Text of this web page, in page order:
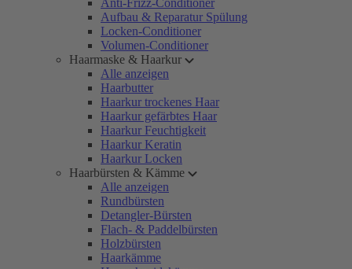
Anti-Frizz-Conditioner
Aufbau & Reparatur Spülung
Locken-Conditioner
Volumen-Conditioner
Haarmaske & Haarkur
Alle anzeigen
Haarbutter
Haarkur trockenes Haar
Haarkur gefärbtes Haar
Haarkur Feuchtigkeit
Haarkur Keratin
Haarkur Locken
Haarbürsten & Kämme
Alle anzeigen
Rundbürsten
Detangler-Bürsten
Flach- & Paddelbürsten
Holzbürsten
Haarkämme